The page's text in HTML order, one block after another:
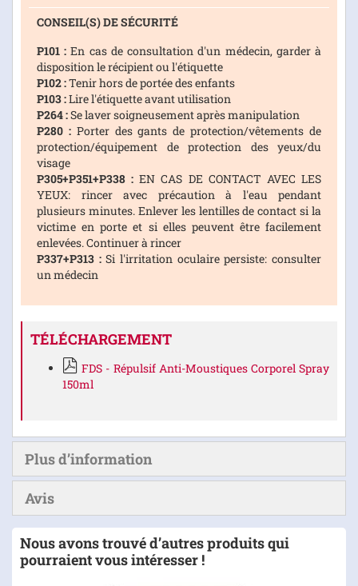
CONSEIL(S) DE SÉCURITÉ
P101 : En cas de consultation d'un médecin, garder à
disposition le récipient ou l'étiquette
P102 :Tenir hors de portée des enfants
P103 :Lire l'étiquette avant utilisation
P264 :Se laver soigneusement après manipulation
P280 :Porter des gants de protection/vêtements de
protection/équipement de protection des yeux/du
visage
P305+P351+P338 : EN CAS DE CONTACT AVEC LES
YEUX: rincer avec précaution à l'eau pendant
plusieurs minutes. Enlever les lentilles de contact si la
victime en porte et si elles peuvent être facilement
enlevées. Continuer à rincer
P337+P313 :Si l'irritation oculaire persiste: consulter
un médecin
TÉLÉCHARGEMENT
FDS - Répulsif Anti-Moustiques Corporel Spray
150ml
Plus d’information
Avis
Nous avons trouvé d’autres produits qui
pourraient vous intéresser !